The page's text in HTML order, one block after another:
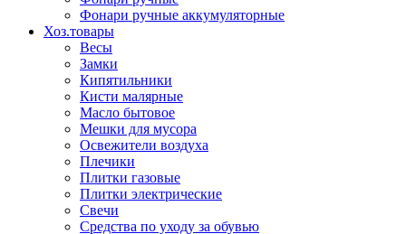
Фонари ручные аккумуляторные
Хоз.товары
Весы
Замки
Кипятильники
Кисти малярные
Масло бытовое
Мешки для мусора
Освежители воздуха
Плечики
Плитки газовые
Плитки электрические
Свечи
Средства по уходу за обувью